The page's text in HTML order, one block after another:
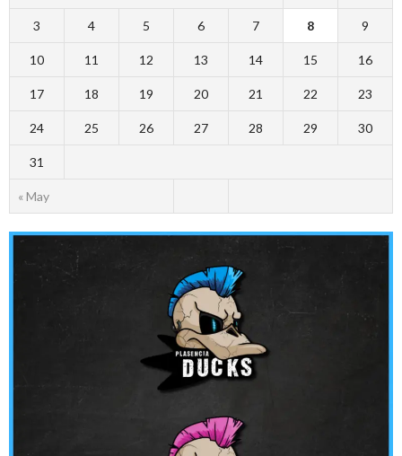
« May
3 4 5 6 7 8 9
10 11 12 13 14 15 16
17 18 19 20 21 22 23
24 25 26 27 28 29 30
31